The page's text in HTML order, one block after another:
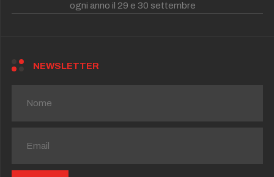
ogni anno il 29 e 30 settembre
NEWSLETTER